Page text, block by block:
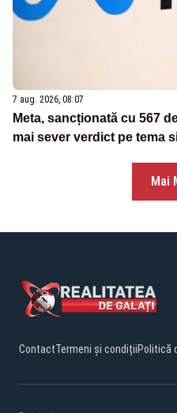
7 aug. 2026, 08:07
Meta, sancționată cu 567
mai sever verdict pe tema
Mai
ContactTermeni și condițiiPolitică